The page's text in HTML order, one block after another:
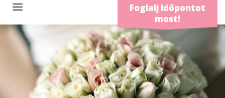
Foglalj időpontot
most!